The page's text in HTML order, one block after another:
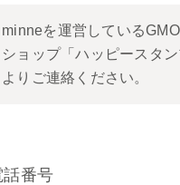
minneを運営している
ショップ「ハッピースタ
よりご連絡ください。
話番号